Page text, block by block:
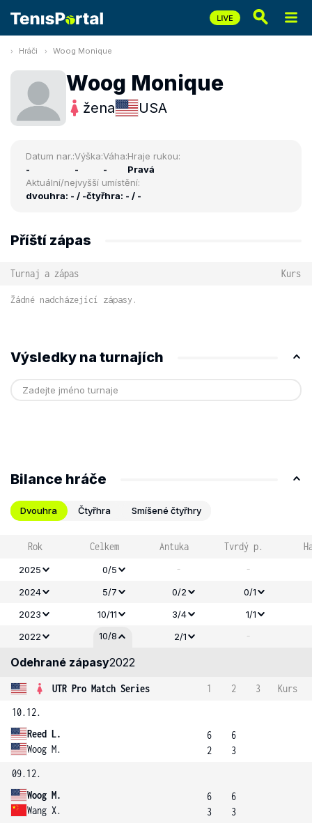
Hráči Woog Monique
Woog Monique
žena USA
Datum nar.:
-
Výška:
-
Váha:
-
Hraje rukou:
Pravá
Aktuální/nejvyšší umístění:
dvouhra: - / -čtyřhra: - / -
Příští zápas
Turnaj a zápas Kurs
Žádné nadcházející zápasy.
Výsledky na turnajích
Bilance hráče
Dvouhra Čtyřhra Smíšené čtyřhry
Rok Celkem Antuka Tvrdý p.
2025 0/5 - -
2024 5/7 0/2
0/1
2023
10/11 3/4
1/1
2022
10/8 2/1 -
Odehrané zápasy2022
UTR Pro Match Series 1 2 3
Kurs
10.12.
Reed L.
Woog M.
6
2
6
3
09.12.
Woog M.
Wang X.
6
3
6
3